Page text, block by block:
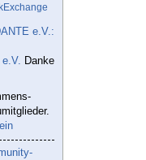
e.V.:
Danke